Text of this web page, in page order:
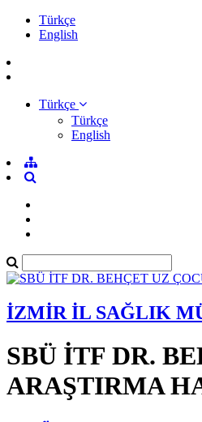
Türkçe
English
Türkçe
Türkçe
English
İZMİR İL SAĞLIK
SBÜ İTF DR.
ARAŞTIRMA